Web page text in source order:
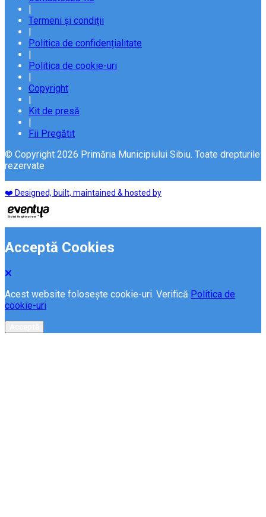
|
Termeni și condiții
|
Politica de confidențialitate
|
Politica de cookie-uri
|
Copyright
|
Kit de presă
|
Fii Pregătit
© Copyright 2026 Primăria Municipiului Sibiu. Toate drepturile
rezervate
❤️ Designed, built, maintained & hosted by
Acceptă Cookies
Acest website folosește cookie-uri. Verifică Politica de
cookie-uri